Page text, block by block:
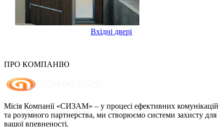
Вхідні двері
ПРО КОМПАНІЮ
Місія Компанії «СИЗАМ» – у процесі ефективних комунікацій
та розумного партнерства, ми створюємо системи захисту для
вашої впевненості.